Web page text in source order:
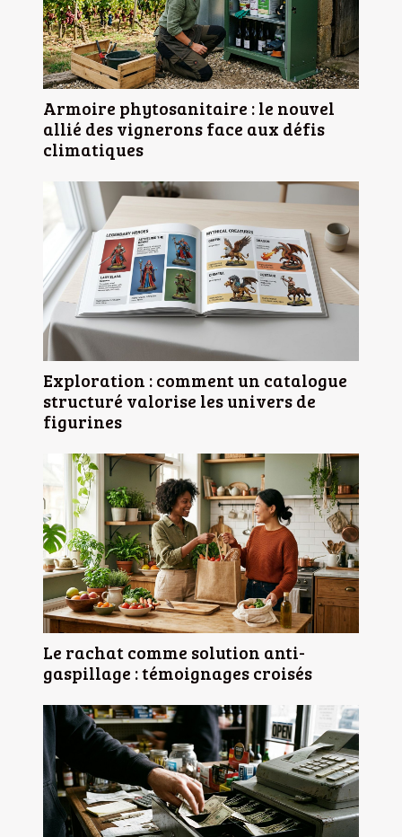
Armoire phytosanitaire : le nouvel
allié des vignerons face aux défis
climatiques
Exploration : comment un catalogue
structuré valorise les univers de
figurines
Le rachat comme solution anti-
gaspillage : témoignages croisés